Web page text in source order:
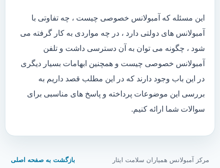
این مسئله که آمبولانس خصوصی چیست ، چه تفاوتی با
آمبولانس های دولتی دارد ، در چه مواردی به کار گرفته می
شود ، چگونه می توان به آن دسترسی داشت و تلفن
آمبولانس خصوصی چیست و همچنین ابهامات بسیار دیگری
در این باب وجود دارند که در این مطلب قصد داریم به
بررسی این موضوعات پرداخته و پاسخ های مناسبی برای
سوالات شما ارائه کنیم.
مرکز آمبولانس همیاران سلامت ایثار بازگشت به صفحه اصلی